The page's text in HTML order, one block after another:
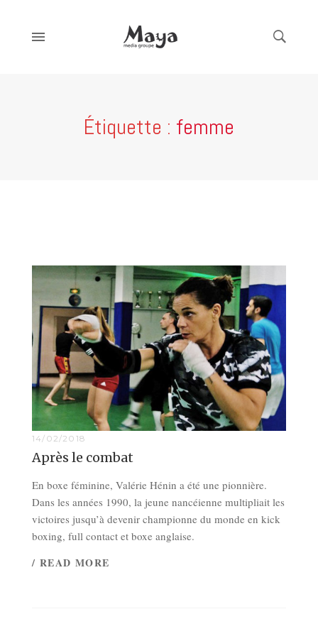
Étiquette : femme
14/02/2018
Après le combat
En boxe féminine, Valérie Hénin a été une pionnière.
Dans les années 1990, la jeune nancéienne multipliait les
victoires jusqu’à devenir championne du monde en kick
boxing, full contact et boxe anglaise.
/ READ MORE